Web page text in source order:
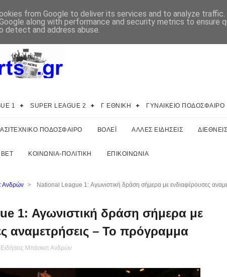
1 SUPER LEAGUE 2 Γ ΕΘΝΙΚΗ ΓΥΝΑΙΚΕΙΟ ΠΟΔΟΣΦΑΙΡΟ
ΠΟΔΟΣΦΑΙΡΟ ΒΟΛΕΪ ΑΛΛΕΣ ΕΙΔΗΣΕΙΣ
BET ΚΟΙΝΩΝΙΑ-ΠΟΛΙΤΙΚΗ ΕΠΙΚΟΙΝΩΝΙΑ
Ανδρών >
National League 1: Αγωνιστική δράση σήμερα με ενδιαφέρουσες
1: Αγωνιστική δράση σήμερα με
αναμετρήσεις – Το πρόγραμμα
Ειδήσεις Μπάσκετ Ανδρών
from Google to deliver its services and to analyze traffic.
along with performance and security metrics to ensure
detect and address abuse.